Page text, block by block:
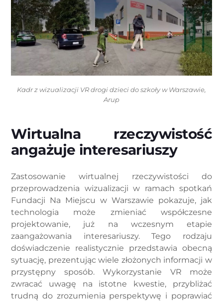
Kadr z wizualizacji VR drogi dzieci do szkoły w Warszawie,
Arup
Wirtualna rzeczywistość
angażuje interesariuszy
Zastosowanie wirtualnej rzeczywistości do
przeprowadzenia wizualizacji w ramach spotkań
Fundacji Na Miejscu w Warszawie pokazuje, jak
technologia może zmieniać współczesne
projektowanie, już na wczesnym etapie
zaangażowania interesariuszy. Tego rodzaju
doświadczenie realistycznie przedstawia obecną
sytuację, prezentując wiele złożonych informacji w
przystępny sposób. Wykorzystanie VR może
zwracać uwagę na istotne kwestie, przybliżać
trudną do zrozumienia perspektywę i poprawiać